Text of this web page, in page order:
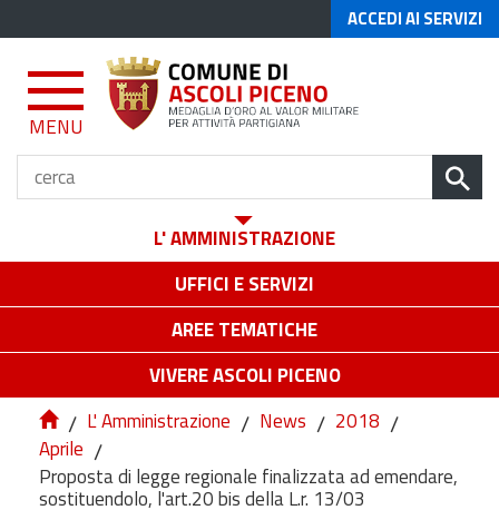
ACCEDI AI SERVIZI
MENU
L' AMMINISTRAZIONE
UFFICI E SERVIZI
AREE TEMATICHE
VIVERE ASCOLI PICENO
/ L' Amministrazione / News / 2018 /
Aprile /
Proposta di legge regionale finalizzata ad emendare,
sostituendolo, l'art.20 bis della L.r. 13/03